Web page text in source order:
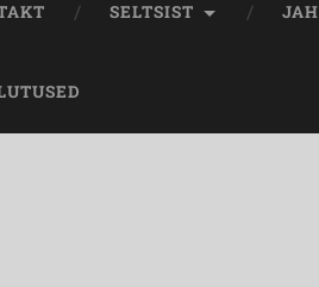
SELTSIST